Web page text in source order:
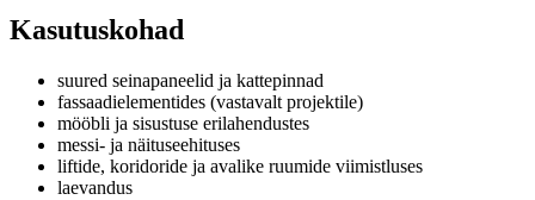
Kasutuskohad
suured seinapaneelid ja kattepinnad
fassaadielementides (vastavalt projektile)
mööbli ja sisustuse erilahendustes
messi- ja näituseehituses
liftide, koridoride ja avalike ruumide viimistluses
laevandus